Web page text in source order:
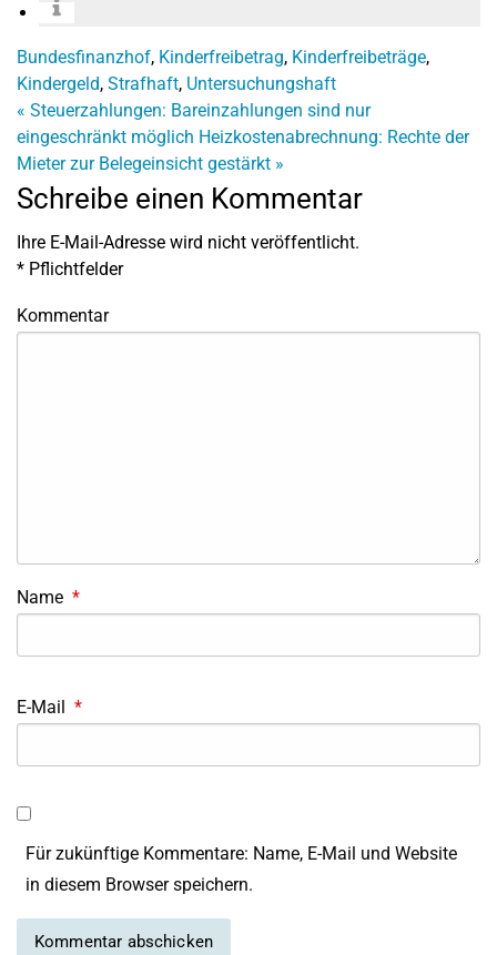
Bundesfinanzhof, Kinderfreibetrag, Kinderfreibeträge,
Kindergeld, Strafhaft, Untersuchungshaft
« Steuerzahlungen: Bareinzahlungen sind nur
eingeschränkt möglich Heizkostenabrechnung: Rechte der
Mieter zur Belegeinsicht gestärkt »
Schreibe einen Kommentar
Ihre E-Mail-Adresse wird nicht veröffentlicht.
* Pflichtfelder
Kommentar
Name *
E-Mail *
Für zukünftige Kommentare: Name, E-Mail und Website
in diesem Browser speichern.